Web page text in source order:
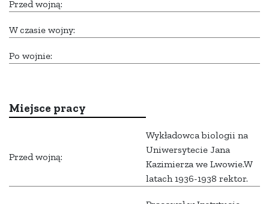
Przed wojną:
W czasie wojny:
Po wojnie:
Miejsce pracy
Przed wojną:
Wykładowca biologii na
Uniwersytecie Jana
Kazimierza we Lwowie.W
latach 1936-1938 rektor.